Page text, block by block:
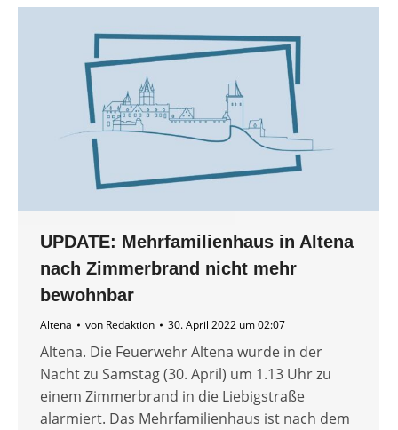
UPDATE: Mehrfamilienhaus in Altena
nach Zimmerbrand nicht mehr
bewohnbar
Altena von Redaktion 30. April 2022 um 02:07
Altena. Die Feuerwehr Altena wurde in der
Nacht zu Samstag (30. April) um 1.13 Uhr zu
einem Zimmerbrand in die Liebigstraße
alarmiert. Das Mehrfamilienhaus ist nach dem